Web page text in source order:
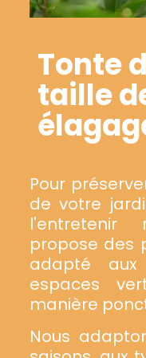
Tonte
taille
Pour
de votre
l'entretenir
propose des
adapté
espaces
manière
Nous